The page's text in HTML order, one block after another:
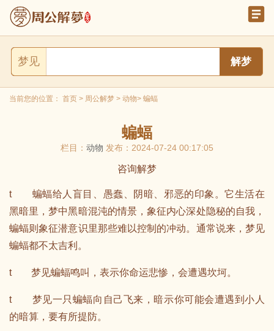
梦见
当前您的位置： 首页 > 周公解梦 > 动物> 蝙蝠
蝙蝠
栏目： 动物 发布：2024-07-24 00:17:05
咨询解梦
t 蝙蝠给人盲目、愚蠢、阴暗、邪恶的印象。它生活在
黑暗里，梦中黑暗混沌的情景，象征内心深处隐秘的自我，
蝙蝠则象征潜意识里那些难以控制的冲动。通常说来，梦见
蝙蝠都不太吉利。
t 梦见蝙蝠鸣叫，表示你命运悲惨，会遭遇坎坷。
t 梦见一只蝙蝠向自己飞来，暗示你可能会遭遇到小人
的暗算，要有所提防。